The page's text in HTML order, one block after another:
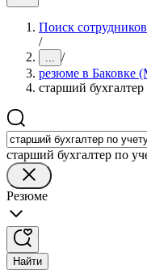
Поиск
/
... /
резюме в Баковке
старший
старший бухгалтер по
Резюме
Найти